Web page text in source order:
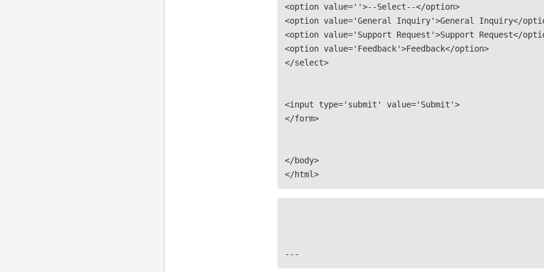
<option value=''>--Select--</option>
<option value='General Inquiry'>General Inquiry</
<option value='Support Request'>Support Request</
<option value='Feedback'>Feedback</option>
</select>
<input type='submit' value='Submit'>
</form>
</body>
</html>
---